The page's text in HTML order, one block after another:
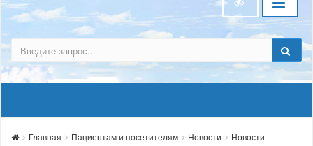
Главная Пациентам и посетителям Новости
Новости